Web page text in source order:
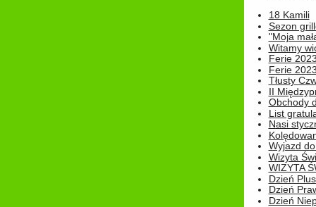
18 Kamili
Sezon
"Moja
Witamy
Ferie
Ferie
Tłusty
II
Obchody
List
Nasi
Wyjazd
Wizyta
WIZYTA
Dzień
Dzień
Dzień